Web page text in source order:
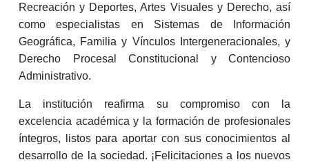
Recreación y Deportes, Artes Visuales y Derecho, así
como especialistas en Sistemas de Información
Geográfica, Familia y Vínculos Intergeneracionales, y
Derecho Procesal Constitucional y Contencioso
Administrativo.
La institución reafirma su compromiso con la
excelencia académica y la formación de profesionales
íntegros, listos para aportar con sus conocimientos al
desarrollo de la sociedad. ¡Felicitaciones a los nuevos